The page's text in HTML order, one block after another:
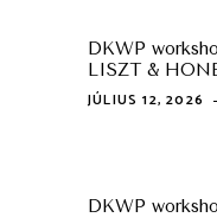
DKWP
LISZT &
JÚLIUS 12, 2026
DKWP